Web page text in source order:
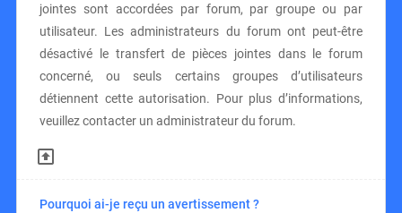
jointes sont accordées par forum, par groupe ou par
utilisateur. Les administrateurs du forum ont peut-être
désactivé le transfert de pièces jointes dans le forum
concerné, ou seuls certains groupes d’utilisateurs
détiennent cette autorisation. Pour plus d’informations,
veuillez contacter un administrateur du forum.
Pourquoi ai-je reçu un avertissement ?